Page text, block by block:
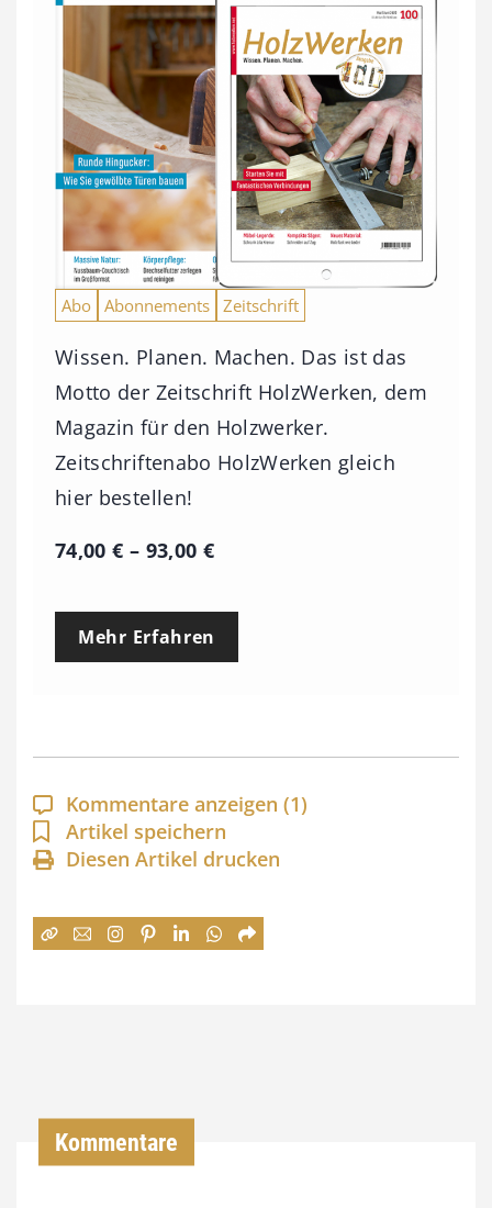
Abo Abonnements Zeitschrift
Wissen. Planen. Machen. Das ist das
Motto der Zeitschrift HolzWerken, dem
Magazin für den Holzwerker.
Zeitschriftenabo HolzWerken gleich
hier bestellen!
74,00€ – 93,00 €P
e
p
a
n
n
:
Mehr Erfahren
Kommentare anzeigen (1)
Artikel speichern
Diesen Artikel drucken
Kommentare